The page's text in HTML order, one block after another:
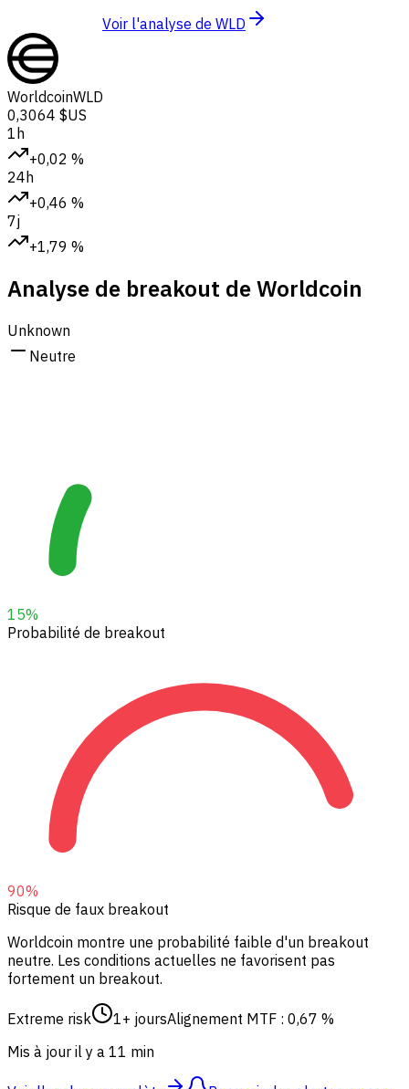
Voir l'analyse de WLD
WorldcoinWLD
0,3064 $US
1h
+0,02 %
24h
+0,46 %
7j
+1,79 %
Analyse de breakout de Worldcoin
Unknown
Neutre
15%
Probabilité de breakout
90%
Risque de faux breakout
Worldcoin montre une probabilité faible d'un breakout
neutre. Les conditions actuelles ne favorisent pas
fortement un breakout.
Extreme risk 1+ joursAlignement MTF : 0,67 %
Mis à jour il y a 11 min